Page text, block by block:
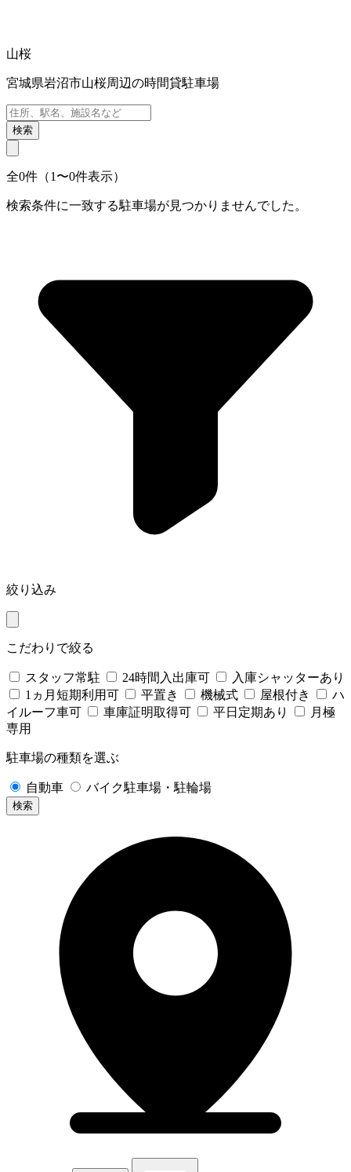
山桜
宮城県岩沼市山桜周辺の時間貸駐車場
検索
全0件（1〜0件表示）
検索条件に一致する駐車場が見つかりませんでした。
絞り込み
こだわりで絞る
スタッフ常駐 24時間入出庫可
入庫シャッターあり
1ヵ月短期利用可
平置き 機械式 屋根付き
ハ
イルーフ車可
車庫証明取得可 平日定期あり
月極
専用
駐車場の種類を選ぶ
自動車 バイク駐車場・駐輪場
検索